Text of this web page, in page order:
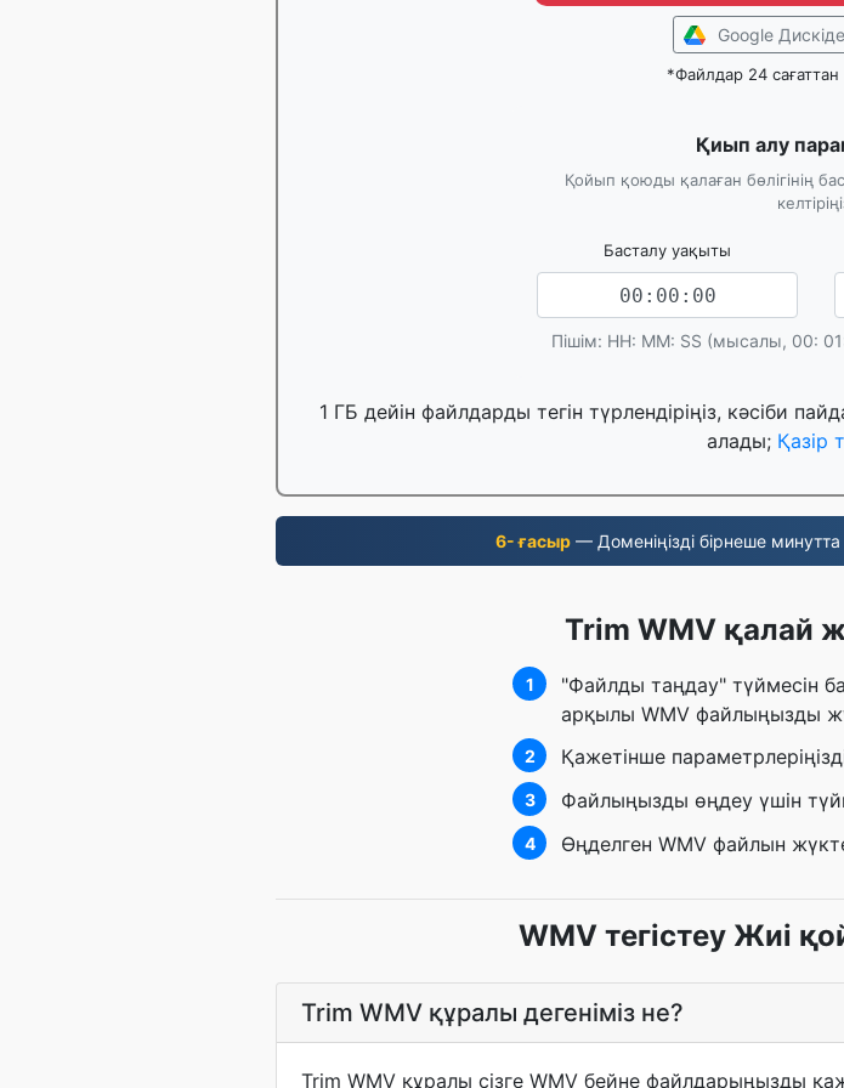
Google
*Файлдар 24
Қиып алу
Қойып қоюды қалаған бөлігінің
Басталу уақыты
Пішім: HH: MM: SS (мысалы, 00:
1 ГБ дейін файлдарды тегін түрлендіріңіз, кәсіби
алады; Қазір
6- ғасыр — Доменіңізді бірнеше
Trim WMV қалай
1
"Файлды таңдау" түймесін
арқылы WMV файлыңызды
2 Қажетінше
3 Файлыңызды өңдеу үшін
4 Өңделген WMV файлын
WMV тегістеу Жиі
Trim WMV құралы дегеніміз не?
Trim WMV құралы сізге WMV бейне файлдарыңызды